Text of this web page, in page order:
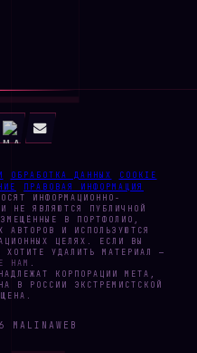
ОБРАБОТКА ДАННЫХ
COOKIE
ПРАВОВАЯ ИНФОРМАЦИЯ
ИНФОРМАЦИОННО-
НЕ ЯВЛЯЮТСЯ ПУБЛИЧНОЙ
В ПОРТФОЛИО,
АВТОРОВ И ИСПОЛЬЗУЮТСЯ
ЦЕЛЯХ. ЕСЛИ ВЫ
ХОТИТЕ УДАЛИТЬ МАТЕРИАЛ —
НАМ .
КОРПОРАЦИИ META,
В РОССИИ ЭКСТРЕМИСТСКОЙ
MALINAWEB